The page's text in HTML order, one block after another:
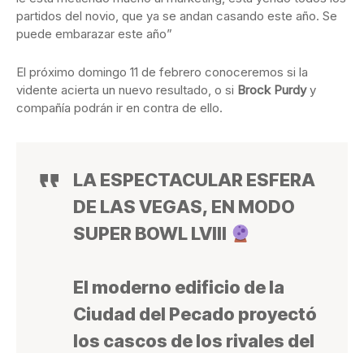
partidos del novio, que ya se andan casando este año. Se
puede embarazar este año”
El próximo domingo 11 de febrero conoceremos si la
vidente acierta un nuevo resultado, o si Brock Purdyy
compañía podrán ir en contra de ello.
LA ESPECTACULAR ESFERA
DE LAS VEGAS, EN MODO
SUPER BOWL LVIII
El moderno edificio de la
Ciudad del Pecado proyectó
los cascos de los rivales del